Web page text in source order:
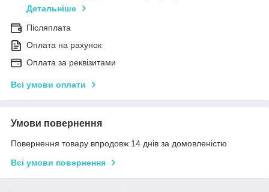
Детальніше
Післяплата
Оплата на рахунок
Оплата за реквізитами
Всі умови оплати
Умови повернення
Повернення товару впродовж 14 днів за домовленістю
Всі умови повернення